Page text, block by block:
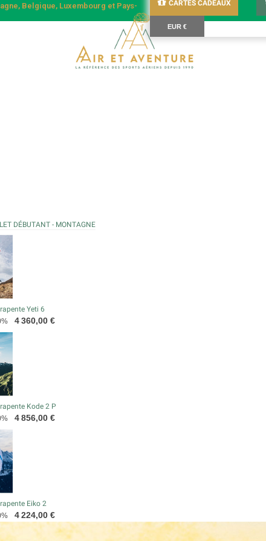
Belgique, Luxembourg et Pays-
CARTES CADEAUX
EUR €
DÉBUTANT - MONTAGNE
Yeti 6
Prix
4 360,00 €
Kode 2 P
Prix
4 856,00 €
Eiko 2
Prix
4 224,00 €